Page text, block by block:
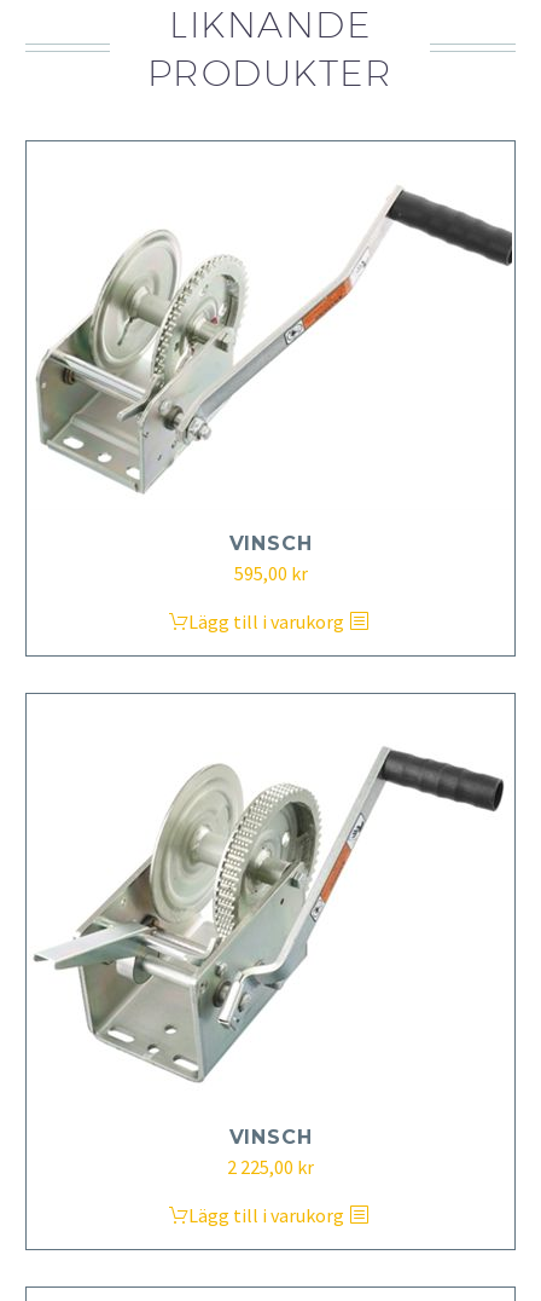
LIKNANDE
PRODUKTER
VINSCH
595,00 kr
Lägg till i varukorg
VINSCH
2 225,00 kr
Lägg till i varukorg